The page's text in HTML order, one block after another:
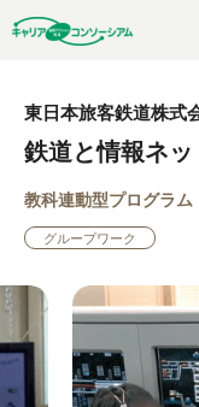
東日本旅客鉄道株式
鉄道と情報ネ
教科連動型プログラム
グループワーク